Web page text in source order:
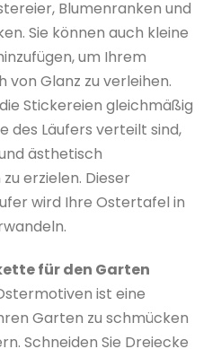
Blumenranken und
Sie können auch kleine
um Ihrem
von Glanz zu verleihen.
Stickereien gleichmäßig
des Läufers verteilt sind,
ästhetisch
erzielen. Dieser
wird Ihre Ostertafel in
für den Garten
ist eine
Garten zu schmücken
Schneiden Sie Dreiecke